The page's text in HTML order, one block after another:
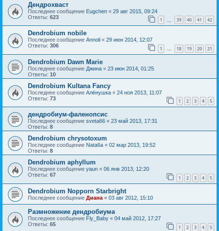
Дендрохваст
Последнее сообщение Eugchen « 29 авг 2015, 09:24
Ответы: 623 1 39 40 41 42
Dendrobium nobile
Последнее сообщение Annoli « 29 июн 2014, 12:07
Ответы: 306 1 … 18 19 20 21
Dendrobium Dawn Marie
Последнее сообщение Джина « 23 июн 2014, 01:25
Ответы: 10
Dendrobium Kultana Fancy
Последнее сообщение Алёнушка « 24 ноя 2013, 11:07
Ответы: 73 1 2 3 4 5
дендробиум-фаленопсис
Последнее сообщение sveta66 « 23 май 2013, 17:31
Ответы: 8
Dendrobium chrysotoxum
Последнее сообщение Nata6a « 02 мар 2013, 19:52
Ответы: 8
Dendrobium aphyllum
Последнее сообщение yaun « 06 янв 2013, 12:20
Ответы: 67 1 2 3 4 5
Dendrobium Nopporn Starbright
Последнее сообщение Диана « 03 авг 2012, 15:10
Размножение дендробиума
Последнее сообщение Fly_Baby « 04 май 2012, 17:27
Ответы: 65 1 2 3 4 5